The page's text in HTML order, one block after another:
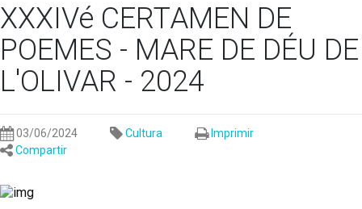
XXXIVé CERTAMEN DE
POEMES - MARE DE DÉU DE
L'OLIVAR - 2024
03/06/2024 Cultura
Imprimir
Compartir